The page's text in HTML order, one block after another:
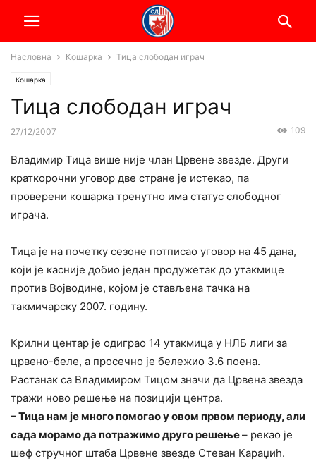
Насловна Кошарка Тица слободан играч
Кошарка
Тица слободан играч
27/12/2007 109
Владимир Тица више није члан Црвене звезде. Други
краткорочни уговор две стране је истекао, па
проверени кошарка тренутно има статус слободног
играча.
Тица је на почетку сезоне потписао уговор на 45 дана,
који је касније добио један продужетак до утакмице
против Војводине, којом је стављена тачка на
такмичарску 2007. годину.
Крилни центар је одиграо 14 утакмица у НЛБ лиги за
црвено-беле, а просечно је бележио 3.6 поена.
Растанак са Владимиром Тицом значи да Црвена звезда
тражи ново решење на позицији центра.
– Тица нам је много помогао у овом првом периоду, али
сада морамо да потражимо друго решење– рекао је
шеф стручног штаба Црвене звезде Стеван Караџић.